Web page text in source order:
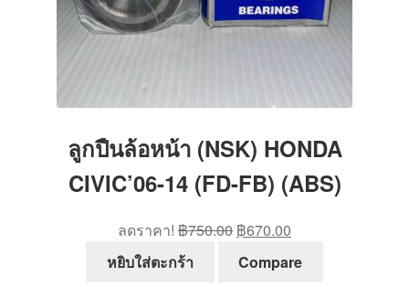
ลูกปืนล้อหน้า (NSK) HONDA
CIVIC’06-14 (FD-FB) (ABS)
ลดราคา! ฿750.00 Original
price
was:
฿670.00
is:
หยิบใส่ตะกร้า Compare